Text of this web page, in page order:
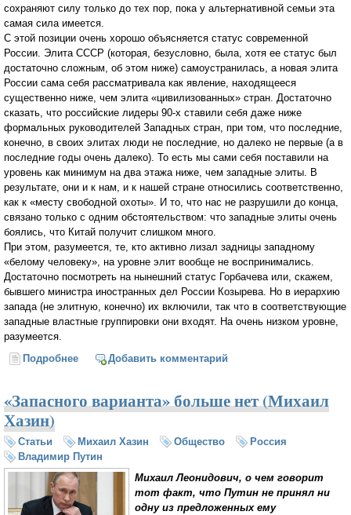
сохраняют силу только до тех пор, пока у альтернативной семьи эта
самая сила имеется.
С этой позиции очень хорошо объясняется статус современной
России. Элита СССР (которая, безусловно, была, хотя ее статус был
достаточно сложным, об этом ниже) самоустранилась, а новая элита
России сама себя рассматривала как явление, находящееся
существенно ниже, чем элита «цивилизованных» стран. Достаточно
сказать, что российские лидеры 90-х ставили себя даже ниже
формальных руководителей Западных стран, при том, что последние,
конечно, в своих элитах люди не последние, но далеко не первые (а в
последние годы очень далеко). То есть мы сами себя поставили на
уровень как минимум на два этажа ниже, чем западные элиты. В
результате, они и к нам, и к нашей стране относились соответственно,
как к «месту свободной охоты». И то, что нас не разрушили до конца,
связано только с одним обстоятельством: что западные элиты очень
боялись, что Китай получит слишком много.
При этом, разумеется, те, кто активно лизал задницы западному
«белому человеку», на уровне элит вообще не воспринимались.
Достаточно посмотреть на нынешний статус Горбачева или, скажем,
бывшего министра иностранных дел России Козырева. Но в иерархию
запада (не элитную, конечно) их включили, так что в соответствующие
западные властные группировки они входят. На очень низком уровне,
разумеется.
Подробнее о О месте России в мировых элитах (Михаил Хазин)
Добавить комментарий
«Запасного варианта» больше нет (Михаил
Хазин)
Статьи Михаил Хазин Общество
Россия
Владимир Путин
Михаил Леонидович, о чем говорит
тот факт, что Путин не принял ни
одну из предложенных ему